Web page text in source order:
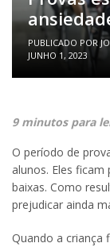
PUBLICADO POR
JUNHO 1, 2023
9 minutos para
O período de
alunos. Eles
baixas. Como
prejudicar ainda
Quando a criança